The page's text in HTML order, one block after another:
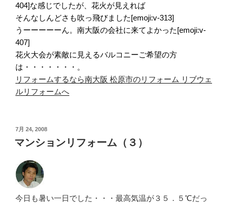
404]な感じでしたが、花火が見えれば
そんなしんどさも吹っ飛びました[emoji:v-313]
うーーーーーん。南大阪の会社に来てよかった[emoji:v-
407]
花火大会が素敵に見えるバルコニーご希望の方
は・・・・・・・。
リフォームするなら南大阪 松原市のリフォーム リブウェ
ルリフォームへ
投
日:
7月 24, 2008
マンションリフォーム（３）
今日も暑い一日でした・・・最高気温が３５．５℃だっ